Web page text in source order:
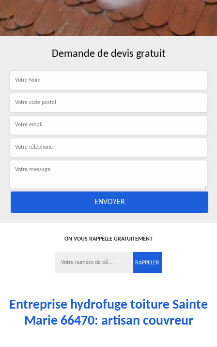
Demande de devis gratuit
ON VOUS RAPPELLE GRATUITEMENT
Entreprise hydrofuge toiture Sainte
Marie 66470: artisan couvreur